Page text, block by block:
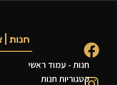
חנות |
חנות - עמוד ראשי
קטגוריות חנות